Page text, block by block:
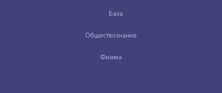
База
Обществознание
Физика